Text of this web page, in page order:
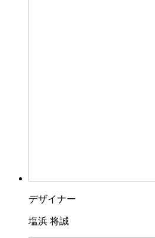
デザイナー
塩浜 将誠